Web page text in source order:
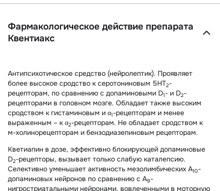
Фармакологическое действие препарата
Квентиакс
Антипсихотическое средство (нейролептик). Проявляет
более высокое сродство к серотониновым 5HT2-
рецепторам, по сравнению с допаминовыми D1- и D2-
рецепторами в головном мозге. Обладает также высоким
сродством к гистаминовым и α1-рецепторам и менее
выраженным – к α2-рецепторам. Не обладает сродством к
м-холинорецепторам и бензодиазепиновым рецепторам.
Кветиапин в дозе, эффективно блокирующей допаминовые
D2-рецепторы, вызывает только слабую каталепсию.
Селективно уменьшает активность мезолимбических A10-
допаминовых нейронов по сравнению с A9-
нигростриатальными нейронами, вовлеченными в моторную